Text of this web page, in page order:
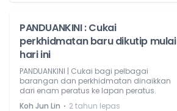
PANDUANKINI : Cukai
perkhidmatan baru dikutip mulai
hari ini
PANDUANKINI | Cukai bagi pelbagai
barangan dan perkhidmatan dinaikkan
dari enam peratus ke lapan peratus.
Koh Jun Lin ⋅ 2 tahun lepas